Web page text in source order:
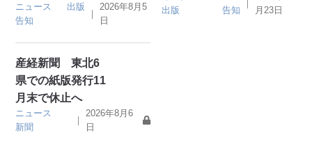
ニュース
出版
告知
｜
2026年8月5
日
出版
告知
｜
月23日
産経新聞 東北6
県での紙版発行11
月末で休止へ
ニュース
新聞
｜
2026年8月6
日